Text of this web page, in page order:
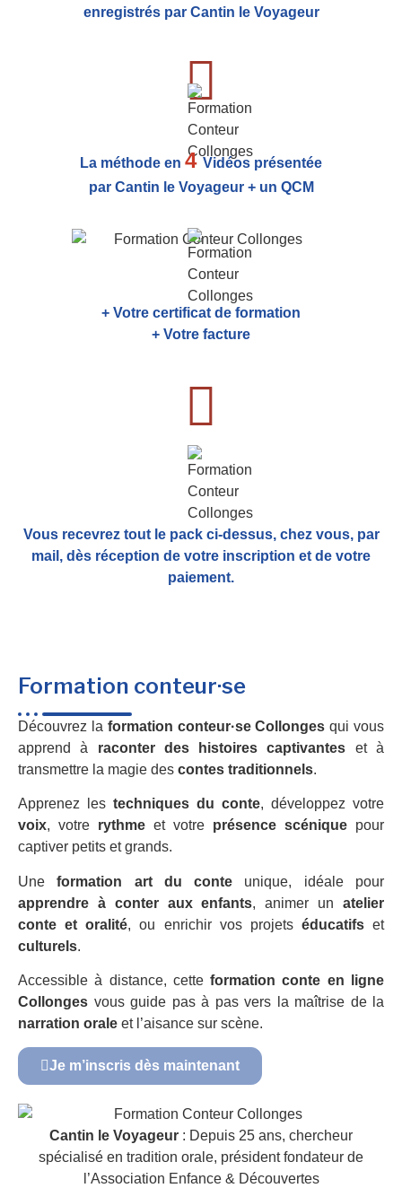
enregistrés par Cantin le Voyageur
La méthode en 4Vidéos présentée
par Cantin le Voyageur + un QCM
+ Votre certificat de formation
+ Votre facture
Vous recevrez tout le pack ci-dessus, chez vous, par
mail, dès réception de votre inscription et de votre
paiement.
Formation conteur·se
Découvrez la formation conteur·se Collonges qui vous
apprend à raconter des histoires captivantes et à
transmettre la magie des contes traditionnels.
Apprenez les techniques du conte, développez votre
voix, votre rythme et votre présence scénique pour
captiver petits et grands.
Uneformation art du conte unique, idéale pour
apprendre à conter aux enfants, animer unatelier
conte et oralité, ou enrichir vos projets éducatifset
culturels.
Accessible à distance, cetteformation conte en ligne
Collonges vous guide pas à pas vers la maîtrise de la
narration orale et l’aisance sur scène.
Je m’inscris dès maintenant
Cantin le Voyageur : Depuis 25 ans, chercheur
spécialisé en tradition orale, président fondateur de
l’Association Enfance & Découvertes